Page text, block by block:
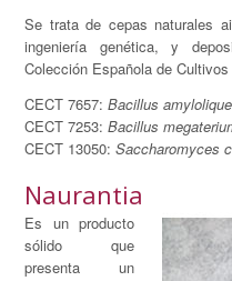
Se trata de cepas naturales
ingeniería genética, y
Colección Española de
CECT 7657:Bacillus
CECT 7253:Bacillus
CECT 13050:Saccharomyces
Naurantia
Es un producto
sólido que
presenta un